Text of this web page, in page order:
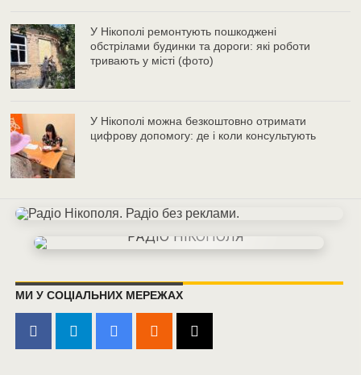
У Нікополі ремонтують пошкоджені
обстрілами будинки та дороги: які роботи
тривають у місті (фото)
У Нікополі можна безкоштовно отримати
цифрову допомогу: де і коли консультують
МИ У СОЦІАЛЬНИХ МЕРЕЖАХ